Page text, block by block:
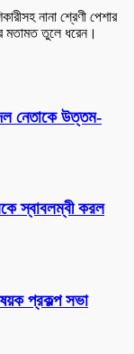
নানা শ্রেণী পেশার
মতামত তুলে ধরেন।
নেতাকে উত্তম-
স্বাবলম্বী করল
প্রকল্প সভা